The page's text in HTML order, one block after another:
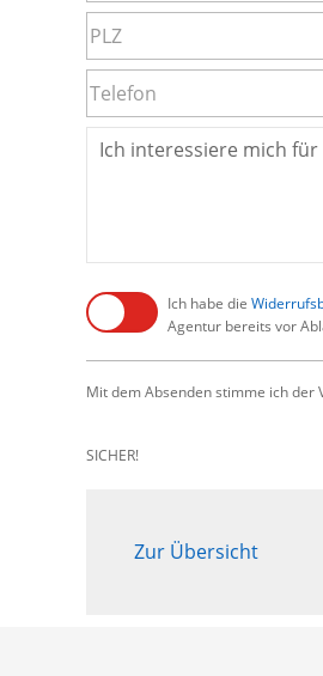
Ich habe die
Agentur bereits vor
Mit dem Absenden stimme ich
SICHER!
Zur Übersicht